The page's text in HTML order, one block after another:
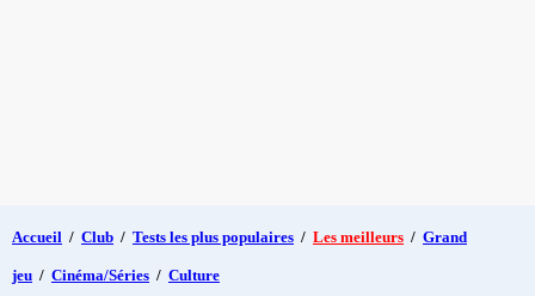
Accueil / Club / Tests les plus populaires / Les meilleurs / Grand
jeu / Cinéma/Séries / Culture